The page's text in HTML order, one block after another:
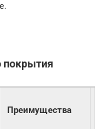
покрытия
Преимущества